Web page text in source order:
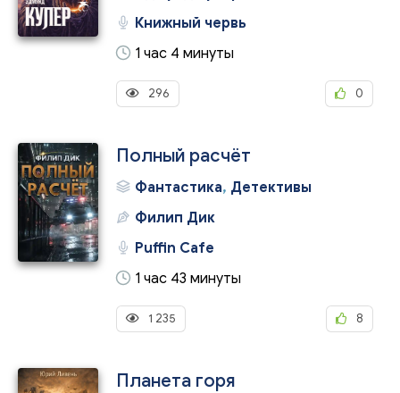
Книжный червь
1 час 4 минуты
296 0
Полный расчёт
Фантастика, Детективы
Филип Дик
Puffin Cafe
1 час 43 минуты
1 235 8
Планета горя